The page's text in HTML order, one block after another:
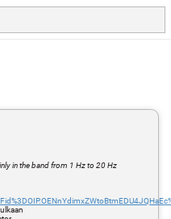
in the band from 1 Hz to 20 Hz